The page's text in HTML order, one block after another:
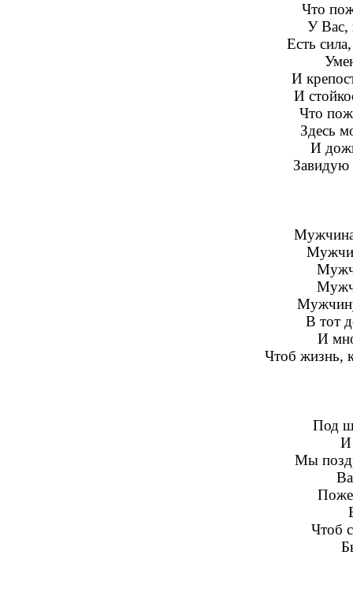
Что
У Вас,
Есть
И
И
Что
Здесь
И
Мужчина
В тот
И
Чтоб жизнь,
Под
И
Мы
Чтоб